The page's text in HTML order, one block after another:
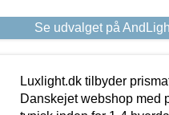
Se udvalget på
Luxlight.dk tilbyder
Danskejet webshop med